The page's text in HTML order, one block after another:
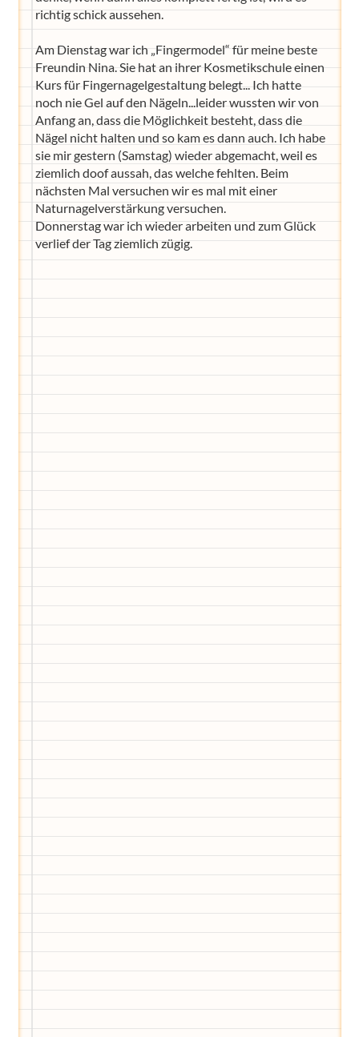
richtig schick aussehen.
Am Dienstag war ich „Fingermodel“ für meine beste
Freundin Nina. Sie hat an ihrer Kosmetikschule einen
Kurs für Fingernagelgestaltung belegt... Ich hatte
noch nie Gel auf den Nägeln...leider wussten wir von
Anfang an, dass die Möglichkeit besteht, dass die
Nägel nicht halten und so kam es dann auch. Ich habe
sie mir gestern (Samstag) wieder abgemacht, weil es
ziemlich doof aussah, das welche fehlten. Beim
nächsten Mal versuchen wir es mal mit einer
Naturnagelverstärkung versuchen.
Donnerstag war ich wieder arbeiten und zum Glück
verlief der Tag ziemlich zügig.